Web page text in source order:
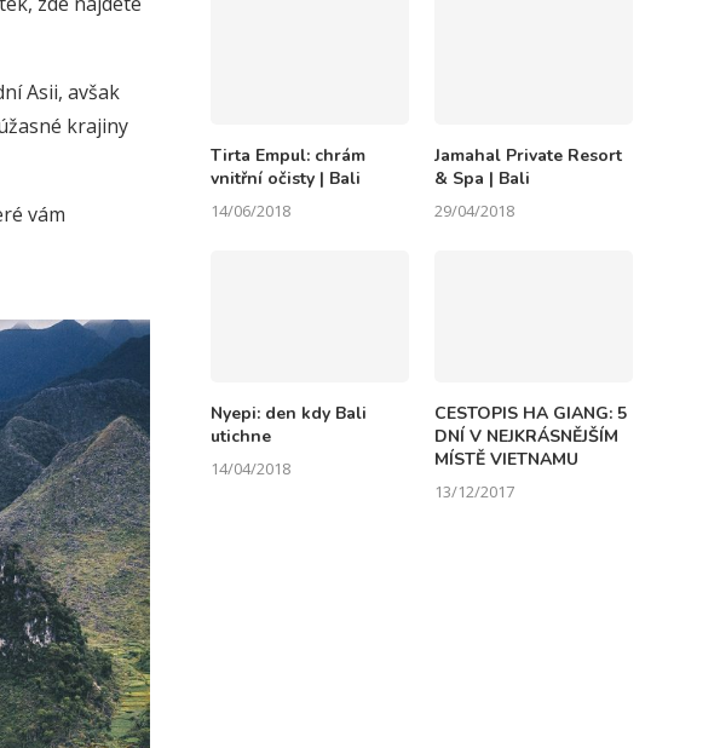
Asii, avšak
krajiny
vám
Tirta Empul: chrám
vnitřní očisty | Bali
14/06/2018
Jamahal Private Resort
& Spa | Bali
29/04/2018
Nyepi: den kdy Bali
utichne
14/04/2018
CESTOPIS HA GIANG: 5
DNÍ V NEJKRÁSNĚJŠÍM
MÍSTĚ VIETNAMU
13/12/2017